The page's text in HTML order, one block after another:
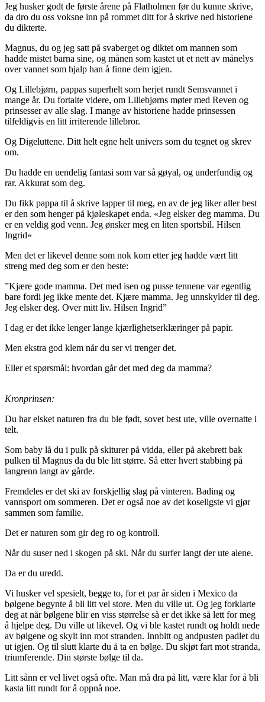
Jeg husker godt de første årene på Flatholmen før du kunne skrive,
da dro du oss voksne inn på rommet ditt for å skrive ned historiene
du dikterte.
Magnus, du og jeg satt på svaberget og diktet om mannen som
hadde mistet barna sine, og månen som kastet ut et nett av månelys
over vannet som hjalp han å finne dem igjen.
Og Lillebjørn, pappas superhelt som herjet rundt Semsvannet i
mange år. Du fortalte videre, om Lillebjørns møter med Reven og
prinsesser av alle slag. I mange av historiene hadde prinsessen
tilfeldigvis en litt irriterende lillebror.
Og Digeluttene. Ditt helt egne helt univers som du tegnet og skrev
om.
Du hadde en uendelig fantasi som var så gøyal, og underfundig og
rar. Akkurat som deg.
Du fikk pappa til å skrive lapper til meg, en av de jeg liker aller best
er den som henger på kjøleskapet enda. «Jeg elsker deg mamma. Du
er en veldig god venn. Jeg ønsker meg en liten sportsbil. Hilsen
Ingrid»
Men det er likevel denne som nok kom etter jeg hadde vært litt
streng med deg som er den beste:
”Kjære gode mamma. Det med isen og pusse tennene var egentlig
bare fordi jeg ikke mente det. Kjære mamma. Jeg unnskylder til deg.
Jeg elsker deg. Over mitt liv. Hilsen Ingrid”
I dag er det ikke lenger lange kjærlighetserklæringer på papir.
Men ekstra god klem når du ser vi trenger det.
Eller et spørsmål: hvordan går det med deg da mamma?
Kronprinsen:
Du har elsket naturen fra du ble født, sovet best ute, ville overnatte i
telt.
Som baby lå du i pulk på skiturer på vidda, eller på akebrett bak
pulken til Magnus da du ble litt større. Så etter hvert stabbing på
langrenn langt av gårde.
Fremdeles er det ski av forskjellig slag på vinteren. Bading og
vannsport om sommeren. Det er også noe av det koseligste vi gjør
sammen som familie.
Det er naturen som gir deg ro og kontroll.
Når du suser ned i skogen på ski. Når du surfer langt der ute alene.
Da er du uredd.
Vi husker vel spesielt, begge to, for et par år siden i Mexico da
bølgene begynte å bli litt vel store. Men du ville ut. Og jeg forklarte
deg at når bølgene blir en viss størrelse så er det ikke så lett for meg
å hjelpe deg. Du ville ut likevel. Og vi ble kastet rundt og holdt nede
av bølgene og skylt inn mot stranden. Innbitt og andpusten padlet du
ut igjen. Og til slutt klarte du å ta en bølge. Du skjøt fart mot stranda,
triumferende. Din største bølge til da.
Litt sånn er vel livet også ofte. Man må dra på litt, være klar for å bli
kasta litt rundt for å oppnå noe.